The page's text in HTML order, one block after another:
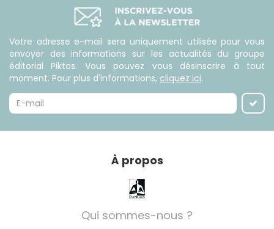
Votre adresse e-mail sera uniquement utilisée pour vous
envoyer des informations sur les actualités du groupe
éditorial Piktos. Vous pouvez vous désinscrire à tout
moment. Pour plus d'informations, cliquez ici.
À propos
Qui sommes-nous ?